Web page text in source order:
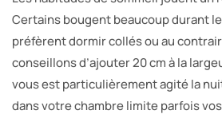
Certains bougent beaucoup durant
préfèrent dormir collés ou au
conseillons d’ajouter 20 cm à la
vous est particulièrement agité la
dans votre chambre limite parfois